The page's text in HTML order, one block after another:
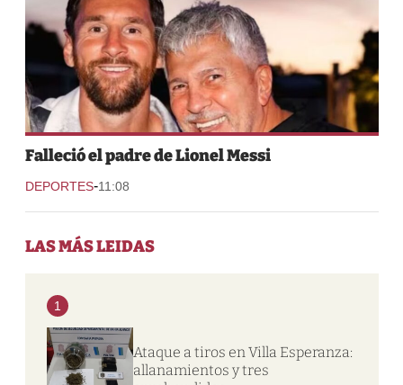
Falleció el padre de Lionel Messi
DEPORTES-11:08
LAS MÁS LEIDAS
1
Ataque a tiros en Villa Esperanza:
allanamientos y tres